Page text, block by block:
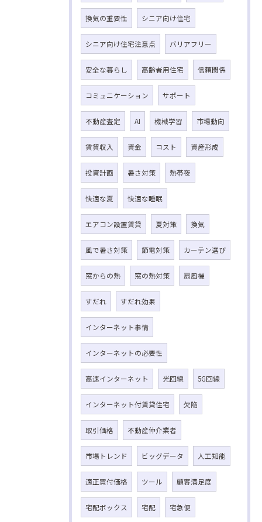
換気の重要性 シニア向け住宅
シニア向け住宅注意点 バリアフリー
安全な暮らし 高齢者用住宅 信頼関係
コミュニケーション サポート
不動産査定 AI 機械学習 市場動向
賃貸収入 資金 コスト 資産形成
投資計画 暑さ対策 熱帯夜
快適な夏 快適な睡眠
エアコン設置賃貸 夏対策 換気
風で暑さ対策 節電対策 カーテン選び
窓からの熱 窓の熱対策 扇風機
すだれ すだれ効果
インターネット事情
インターネットの必要性
高速インターネット 光回線 5G回線
インターネット付賃貸住宅 欠陥
取引価格 不動産仲介業者
市場トレンド ビッグデータ 人工知能
適正買付価格 ツール 顧客満足度
宅配ボックス 宅配 宅急便